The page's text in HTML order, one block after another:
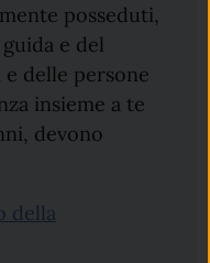
posseduti,
e del
delle persone
insieme a te
devono
della